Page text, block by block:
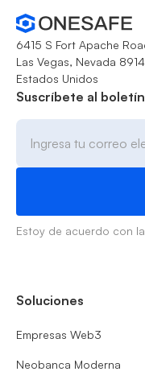
6415 S Fort Apache
Las Vegas, Nevada
Estados Unidos
Suscríbete al
Estoy de acuerdo con la
Soluciones
Empresas Web3
Neobanca Moderna